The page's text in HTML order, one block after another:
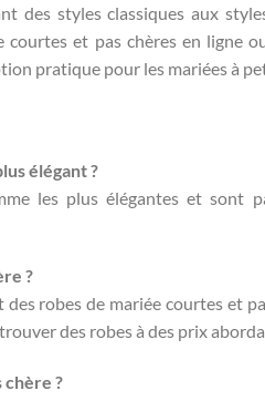
des styles classiques aux
et pas chères en ligne
pratique pour les mariées à
élégant ?
les plus élégantes et sont
?
robes de mariée courtes et
des robes à des prix
chère ?